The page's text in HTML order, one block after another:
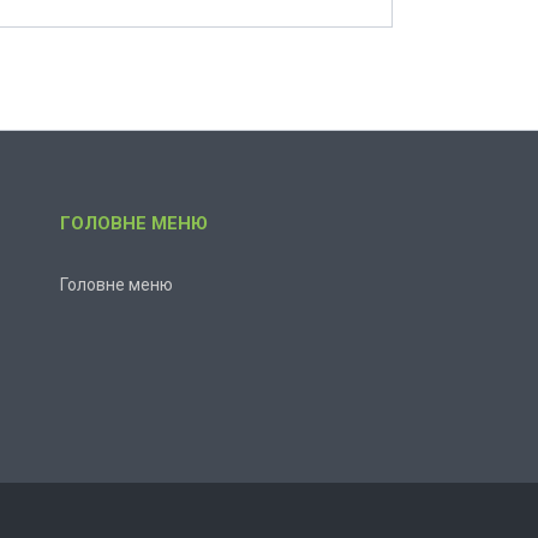
ГОЛОВНЕ МЕНЮ
Головне меню